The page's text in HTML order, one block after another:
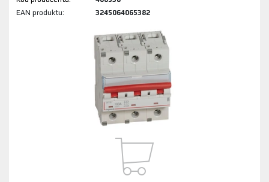
EAN produktu:
3245064065382